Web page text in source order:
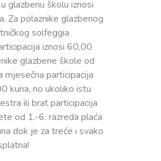
glazbenu školu iznosi
Za polaznike glazbenog
solfeggia
iznosi 60,00
glazbene škole od
mjesečna participacija
kuna, no ukoliko istu
ili brat participacija
od 1.-6. razreda plaća
dok je za treće i svako